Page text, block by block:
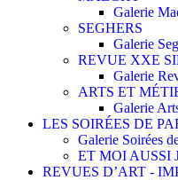
Galerie
SEGHERS
Galerie
REVUE XXE
Galerie
ARTS ET
Galerie
LES SOIRÉES DE
Galerie Soirées
ET MOI AUSSI
REVUES D’ART -